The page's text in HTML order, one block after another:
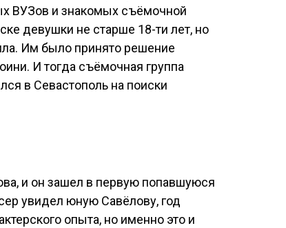
ВУЗов и знакомых съёмочной
девушки не старше 18-ти лет, но
Им было принято решение
И тогда съёмочная группа
в Севастополь на поиски
и он зашел в первую попавшуюся
увидел юную Савёлову, год
опыта, но именно это и